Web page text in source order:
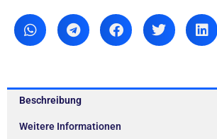
Beschreibung
Weitere Informationen